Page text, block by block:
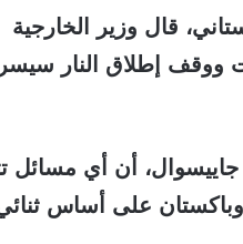
قال وزير الخارجية
ووقف إطلاق النار
جاييسوال، أن أي مسائل
وباكستان على أساس